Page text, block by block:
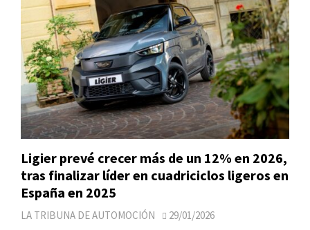
Ligier prevé crecer más de un 12% en 2026,
tras finalizar líder en cuadriciclos ligeros en
España en 2025
LA TRIBUNA DE AUTOMOCIÓN 29/01/2026